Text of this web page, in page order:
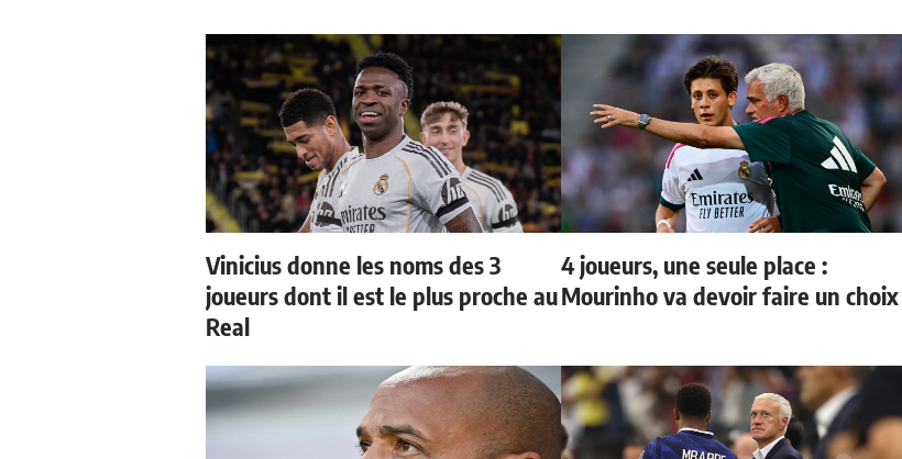
Vinicius donne les noms des 3
joueurs dont il est le plus proche au
Real
4 joueurs, une seule place :
Mourinho va devoir faire un choix